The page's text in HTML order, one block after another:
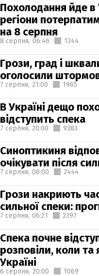
Похолодання йде в
регіони
на 8 серпня
8 серпня, 06:46 1344
Грози, град і
оголосили
7 серпня, 21:00 1965
В Україні дещо
відступить спека
7 серпня, 20:00 9383
Синоптикиня
очікувати після
7 серпня, 08:00 2444
Грози накриють
сильної спеки:
7 серпня, 06:21 2397
Спека почне
розповіли, коли та
Україні
6 серпня, 20:00 1069